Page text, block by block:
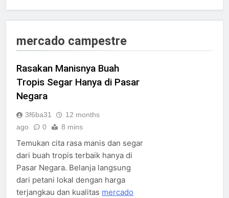
mercado campestre
Rasakan Manisnya Buah
Tropis Segar Hanya di Pasar
Negara
3f6ba31
12 months
ago
0 8 mins
Temukan cita rasa manis dan segar
dari buah tropis terbaik hanya di
Pasar Negara. Belanja langsung
dari petani lokal dengan harga
terjangkau dan kualitas mercado